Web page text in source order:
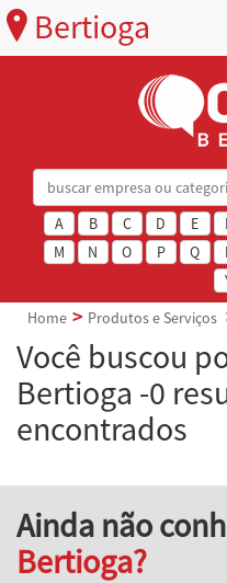
Bertioga
A B C D E
M
N O P Q
Home
Produtos e Serviços
Você buscou
Bertioga -0
encontrados
Ainda não
Bertioga?